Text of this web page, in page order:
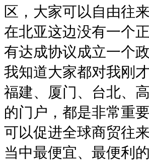
区，大家可以自由往
在北亚这边没有一个
有达成协议成立一个
我知道大家都对我刚
福建、厦门、台北、
的门户，都是非常重
可以促进全球商贸往
当中最便宜、最便利